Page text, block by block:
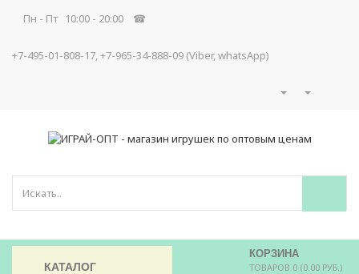
Пн - Пт 10:00 - 20:00 ☎
+7-495-01-808-17, +7-965-34-888-09 (Viber, whatsApp)
КОРЗИНА
ТОВАРОВ 0 (0.00 РУБ.)
КАТАЛОГ